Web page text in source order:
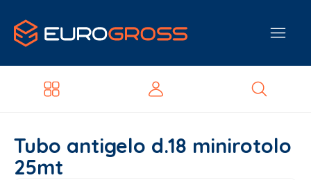
Tubo antigelo d.18 minirotolo
25mt